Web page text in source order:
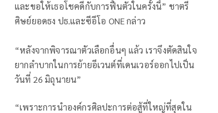
และขอให้เธอโชคดีกับการฟื้นตัวในครั้งนี้” ชาตรี
ศิษย์ยอดธง ปธ.และซีอีโอ ONE กล่าว
“หลังจากพิจารณาตัวเลือกอื่นๆ แล้ว เราจึงตัดสินใจ
ยากลำบากในการย้ายอีเวนต์ที่เดนเวอร์ออกไปเป็น
วันที่ 26 มิถุนายน”
“เพราะการนำองค์กรศิลปะการต่อสู้ที่ใหญ่ที่สุดใน